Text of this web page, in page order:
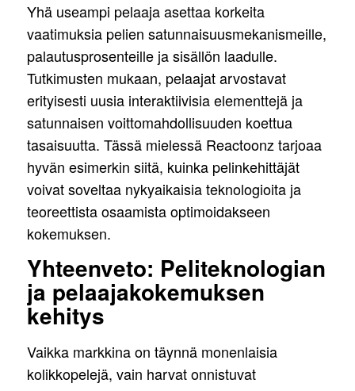
Yhä useampi pelaaja asettaa korkeita
vaatimuksia pelien satunnaisuusmekanismeille,
palautusprosenteille ja sisällön laadulle.
Tutkimusten mukaan, pelaajat arvostavat
erityisesti uusia interaktiivisia elementtejä ja
satunnaisen voittomahdollisuuden koettua
tasaisuutta. Tässä mielessä Reactoonz tarjoaa
hyvän esimerkin siitä, kuinka pelinkehittäjät
voivat soveltaa nykyaikaisia teknologioita ja
teoreettista osaamista optimoidakseen
kokemuksen.
Yhteenveto: Peliteknologian
ja pelaajakokemuksen
kehitys
Vaikka markkina on täynnä monenlaisia
kolikkopelejä, vain harvat onnistuvat